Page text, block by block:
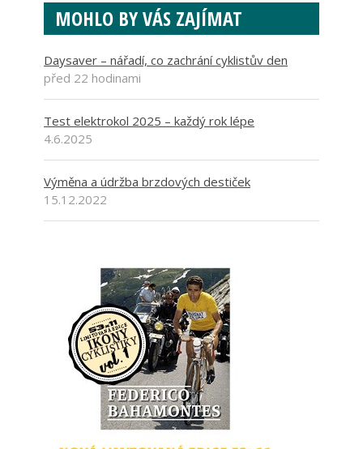
MOHLO BY VÁS ZAJÍMAT
Daysaver – nářadí, co zachrání cyklistův den
před 22 hodinami
Test elektrokol 2025 – každý rok lépe
4.6.2025
Výměna a údržba brzdových destiček
15.12.2022